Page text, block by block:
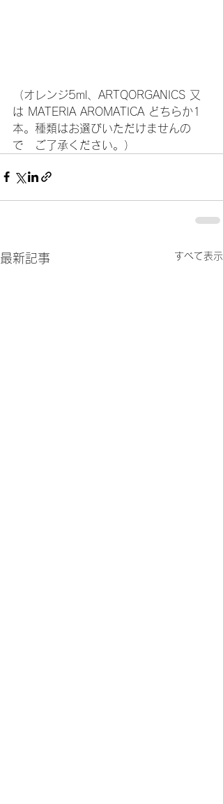
（オレンジ5ml、ARTQORGANICS 又
は MATERIA AROMATICA どちらか1
本。種類はお選びいただけませんの
最新記事 すべて表示